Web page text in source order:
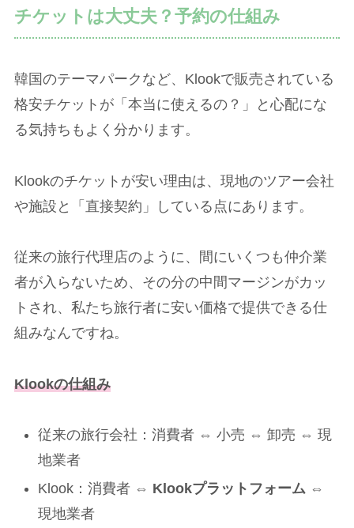
チケットは大丈夫？予約の仕組み
韓国のテーマパークなど、Klookで販売されている
格安チケットが「本当に使えるの？」と心配にな
る気持ちもよく分かります。
Klookのチケットが安い理由は、現地のツアー会社
や施設と「直接契約」している点にあります。
従来の旅行代理店のように、間にいくつも仲介業
者が入らないため、その分の中間マージンがカッ
トされ、私たち旅行者に安い価格で提供できる仕
組みなんですね。
Klookの仕組み
従来の旅行会社：消費者 ⇔ 小売 ⇔ 卸売 ⇔ 現
地業者
Klook：消費者 ⇔ Klookプラットフォーム ⇔
現地業者